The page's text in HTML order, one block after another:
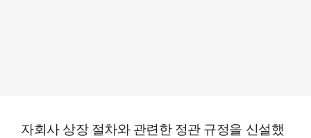
자회사 상장 절차와 관련한 정관 규정을 신설했